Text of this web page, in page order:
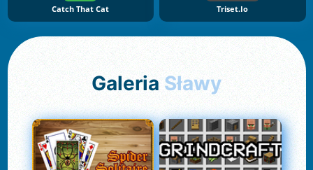
Catch That Cat Triset.io
Galeria Sławy